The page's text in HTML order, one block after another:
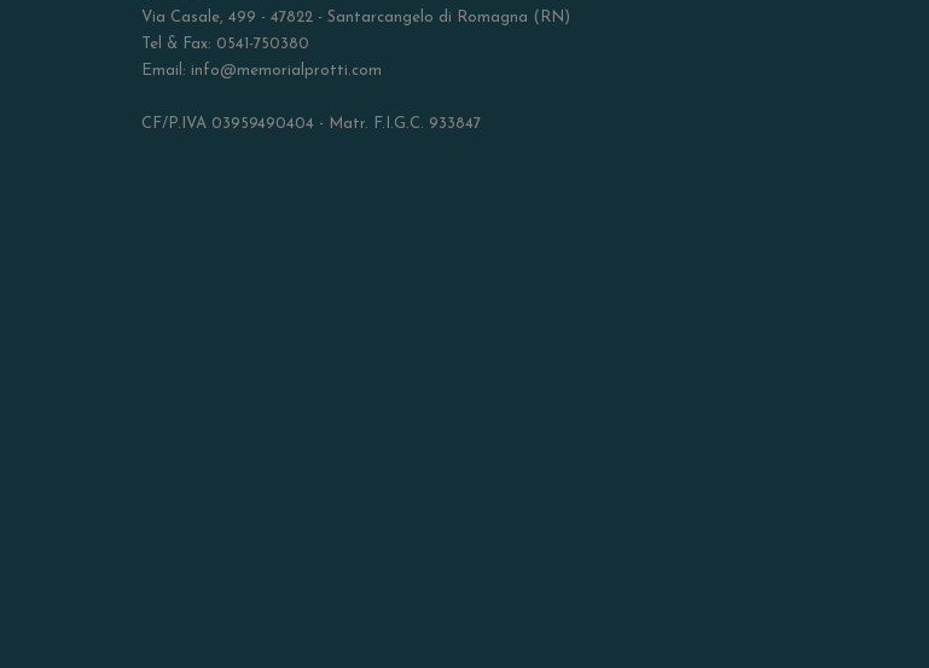
Via Casale, 499 - 47822 - Santarcangelo di Romagna (RN)
Tel & Fax: 0541-750380
Email: info@memorialprotti.com
CF/P.IVA 03959490404 - Matr. F.I.G.C. 933847